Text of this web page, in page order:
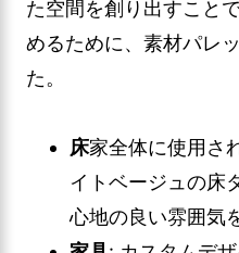
た空間を創り出すこと
めるために、素材パレ
た。
床家全体に使用さ
イトベージュの床
心地の良い雰囲気